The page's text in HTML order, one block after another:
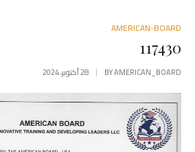
AMERICAN-BOARD
117430
BYAMERICAN_BOARD 28 أكتوبر، 2024